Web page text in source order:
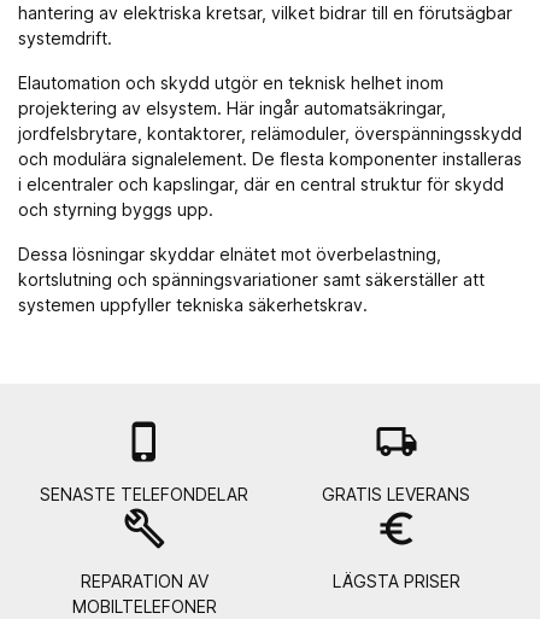
hantering av elektriska kretsar, vilket bidrar till en förutsägbar
systemdrift.
Elautomation och skydd utgör en teknisk helhet inom
projektering av elsystem. Här ingår automatsäkringar,
jordfelsbrytare, kontaktorer, relämoduler, överspänningsskydd
och modulära signalelement. De flesta komponenter installeras
i elcentraler och kapslingar, där en central struktur för skydd
och styrning byggs upp.
Dessa lösningar skyddar elnätet mot överbelastning,
kortslutning och spänningsvariationer samt säkerställer att
systemen uppfyller tekniska säkerhetskrav.

SENASTE TELEFONDELAR
local_shipping
GRATIS LEVERANS
build
REPARATION AV
MOBILTELEFONER
euro_symbol
LÄGSTA PRISER